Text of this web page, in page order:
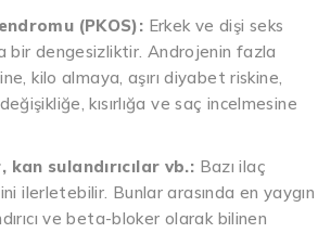
(PKOS): Erkek ve dişi seks
bir dengesizliktir. Androjenin fazla
kilo almaya, aşırı diyabet riskine,
kısırlığa ve saç incelmesine
sulandırıcılar vb.: Bazı ilaç
ilerletebilir. Bunlar arasında en yaygın
ve beta-bloker olarak bilinen